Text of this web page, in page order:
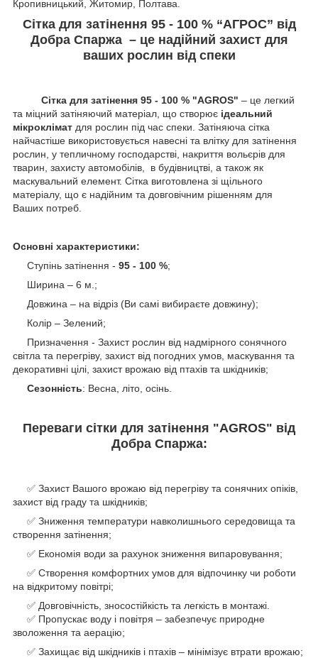
Кропивницький, Житомир, Полтава.
Сітка для затінення 95 - 100 % “AГРОС” від
Добра Спаржа – це надійний захист для
ваших рослин від спеки
Сітка для затінення 95 - 100 % "AGROS" – це легкий
та міцний затіняючий матеріал, що створює ідеальний
мікроклімат для рослин під час спеки. Затіняюча сітка
найчастіше використовується навесні та влітку для затінення
рослин, у тепличному господарстві, накриття вольєрів для
тварин, захисту автомобілів, в будівництві, а також як
маскувальний елемент. Сітка виготовлена зі щільного
матеріалу, що є надійним та довговічним рішенням для
Ваших потреб.
Основні характеристики:
Ступінь затінення - 95 - 100 %;
Ширина – 6 м.;
Довжина – на відріз (Ви самі вибираєте довжину);
Колір – Зелений;
Призначення - Захист рослин від надмірного сонячного
світла та перегріву, захист від погодних умов, маскування та
декоративні цілі, захист врожаю від птахів та шкідників;
Сезонність: Весна, літо, осінь.
Переваги сітки для затінення "AGROS" від
Добра Спаржа:
✅ Захист Вашого врожаю від перегріву та сонячних опіків,
захист від граду та шкідників;
✅ Зниження температури навколишнього середовища та
створення затінення;
✅ Економія води за рахунок зниження випаровування;
✅ Створення комфортних умов для відпочинку чи роботи
на відкритому повітрі;
✅ Довговічність, зносостійкість та легкість в монтажі.
✅ Пропускає воду і повітря – забезпечує природне
зволоження та аерацію;
✅ Захищає від шкідників і птахів – мінімізує втрати врожаю;